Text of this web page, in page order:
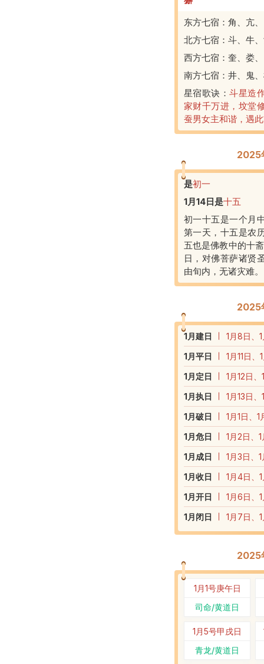
东方七宿：角、亢
北方七宿：斗、牛
西方七宿：奎、娄
南方七宿：井、鬼
星宿歌诀：斗星造
家财千万进，坟堂
蚕男女主和谐，遇
2025
是初一
1月14日是十五
初一十五是一个月
第一天，十五是农
五也是佛教中的十
日，对佛菩萨诸贤
由旬内，无诸灾难
2025
1 月建日
1月8日、
1 月平日
1月11日、
1 月定日
1月12日
1 月执日
1月13日
1 月破日
1月1日、
1 月危日
1月2日、
1 月成日
1月3日、
1 月收日
1月4日、
1 月开日
1月6日、
1 月闭日 1月7日、
2025
1月1号庚午日
司命/黄道日
1月5号甲戌日
青龙/黄道日